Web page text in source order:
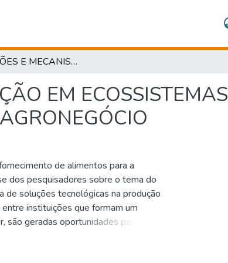
DIMENSÕES E MECANISMOS DE INTERAÇÃO EM ECOSSISTEMAS EMPREENDEDORES E INOVADORES NO AGRONEGÓCIO
EM ECOSSISTEMAS
de alimentos para a
dos pesquisadores sobre o tema do
de soluções tecnológicas na produção
instituições que formam um
geradas oportunidades para os
como objetivo identificar as